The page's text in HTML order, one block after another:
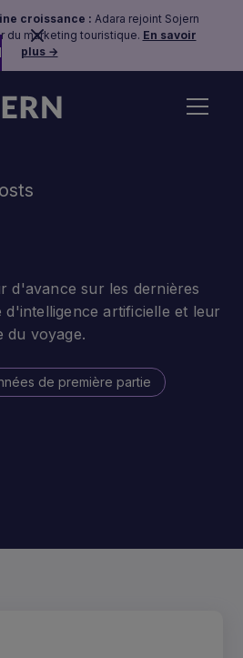
croissance : Adara rejoint Sojern
du marketing touristique. En savoir
plus →
d'avance sur les dernières
d'intelligence artificielle et leur
du voyage.
de première partie